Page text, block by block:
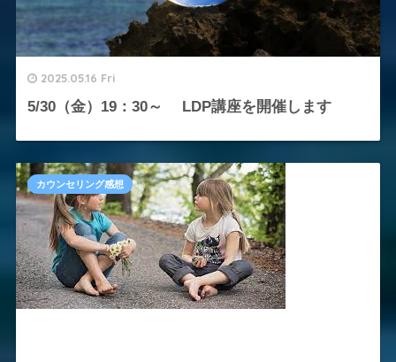
2025.05.16 Fri
5/30（金）19：30～ LDP講座を開催します
カウンセリング感想